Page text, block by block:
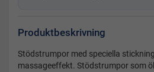
Produktbeskrivning
Stödstrumpor med speciella
massageeffekt. Stödstrumpor som